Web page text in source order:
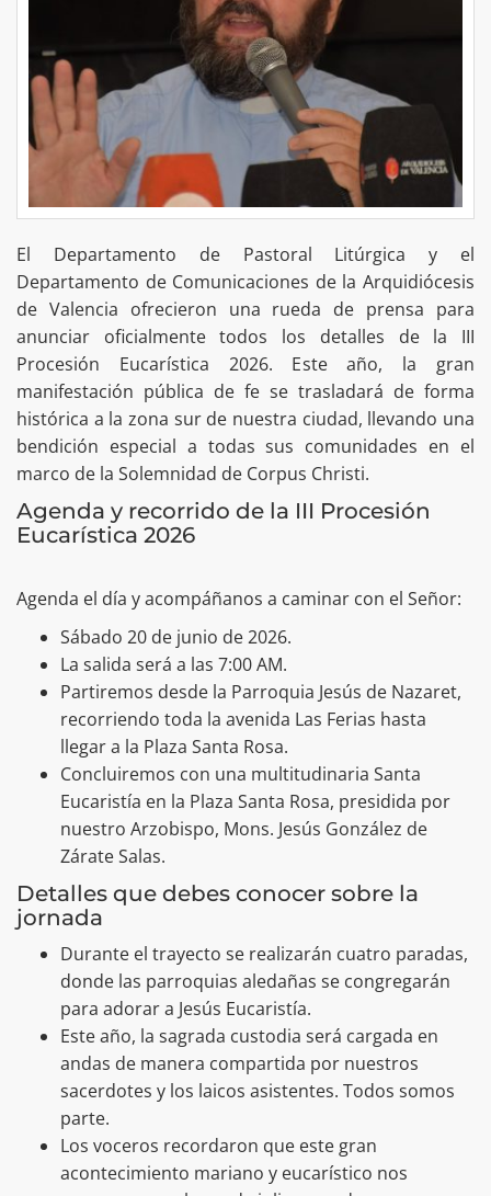
El Departamento de Pastoral Litúrgica y el
Departamento de Comunicaciones de la Arquidiócesis
de Valencia ofrecieron una rueda de prensa para
anunciar oficialmente todos los detalles de la III
Procesión Eucarística 2026. Este año, la gran
manifestación pública de fe se trasladará de forma
histórica a la zona sur de nuestra ciudad, llevando una
bendición especial a todas sus comunidades en el
marco de la Solemnidad de Corpus Christi.
​Agenda y recorrido de la III Procesión
Eucarística 2026
​Agenda el día y acompáñanos a caminar con el Señor:
Sábado 20 de junio de 2026.
​La salida será a las 7:00 AM.
​Partiremos desde la Parroquia Jesús de Nazaret,
recorriendo toda la avenida Las Ferias hasta
llegar a la Plaza Santa Rosa.
​Concluiremos con una multitudinaria Santa
Eucaristía en la Plaza Santa Rosa, presidida por
nuestro Arzobispo, Mons. Jesús González de
Zárate Salas.
​Detalles que debes conocer sobre la
jornada
Durante el trayecto se realizarán cuatro paradas,
donde las parroquias aledañas se congregarán
para adorar a Jesús Eucaristía.
​Este año, la sagrada custodia será cargada en
andas de manera compartida por nuestros
sacerdotes y los laicos asistentes. Todos somos
parte.
​Los voceros recordaron que este gran
acontecimiento mariano y eucarístico nos